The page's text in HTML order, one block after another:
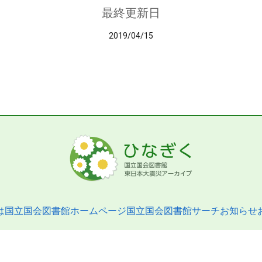
最終更新日
2019/04/15
国立国会図書館ホームページ国立国会図書館サーチお知らせ